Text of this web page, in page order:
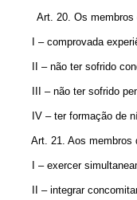
Art. 20. Os membros
I – comprovada
II – não ter sofrido
III – não ter sofrido
IV – ter formação de
Art. 21. Aos membros
I – exercer
II – integrar